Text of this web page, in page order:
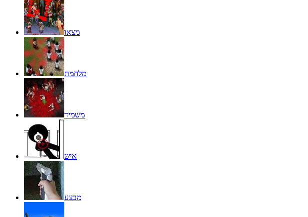
מצאו
מלחמת
משמיד
איש
מבצע